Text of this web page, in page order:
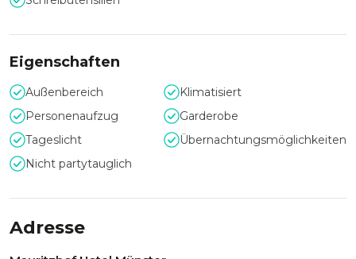
Eigenschaften
Außenbereich
Klimatisiert
Personenaufzug
Garderobe
Tageslicht
Übernachtungsmöglichkeiten
Nicht partytauglich
Adresse